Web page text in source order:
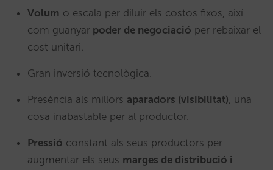
Volum o escala per diluir els costos fixos, així
com guanyar poder de negociació per rebaixar el
cost unitari.
Gran inversió tecnològica.
Presència als millors aparadors (visibilitat), una
cosa inabastable per al productor.
Pressió constant als seus productors per
augmentar els seus marges de distribució i